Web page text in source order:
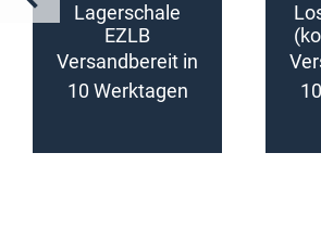
Lagerschale
EZLB
(konfigurierbar)
Versandbereit in
10 Werktagen